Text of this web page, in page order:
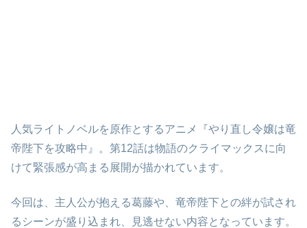
人気ライトノベルを原作とするアニメ『やり直し令嬢は竜
帝陛下を攻略中』。第12話は物語のクライマックスに向
けて緊張感が高まる展開が描かれています。
今回は、主人公が抱える葛藤や、竜帝陛下との絆が試され
るシーンが盛り込まれ、見逃せない内容となっています。